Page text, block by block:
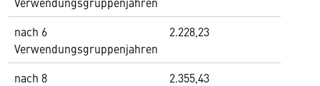
nach 6
Verwendungsgruppenjahren
2.228,23
nach 8
2.355,43